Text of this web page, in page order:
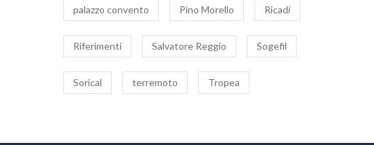
palazzo convento Pino Morello Ricadi
Riferimenti Salvatore Reggio Sogefil
Sorical terremoto Tropea